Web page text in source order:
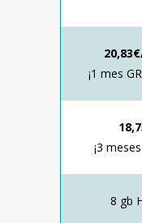
¡1 mes
¡3
8 gb